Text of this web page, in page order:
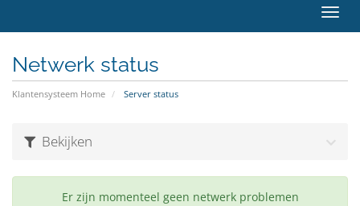
in-/
Netwerk status
Klantensysteem Home Server status
Bekijken
Er zijn momenteel geen netwerk problemen